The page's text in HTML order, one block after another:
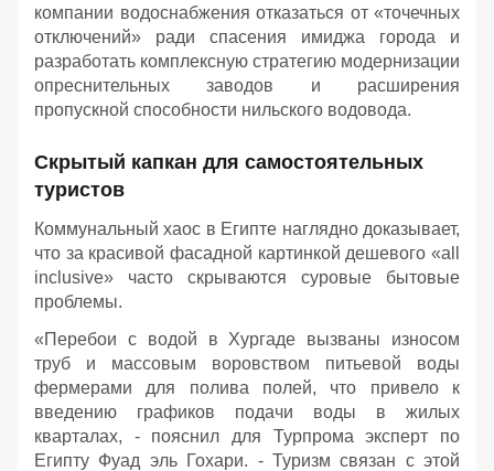
компании водоснабжения отказаться от «точечных
отключений» ради спасения имиджа города и
разработать комплексную стратегию модернизации
опреснительных заводов и расширения
пропускной способности нильского водовода.
Скрытый капкан для самостоятельных
туристов
Коммунальный хаос в Египте наглядно доказывает,
что за красивой фасадной картинкой дешевого «all
inclusive» часто скрываются суровые бытовые
проблемы.
«Перебои с водой в Хургаде вызваны износом
труб и массовым воровством питьевой воды
фермерами для полива полей, что привело к
введению графиков подачи воды в жилых
кварталах, - пояснил для Турпрома эксперт по
Египту Фуад эль Гохари. - Туризм связан с этой